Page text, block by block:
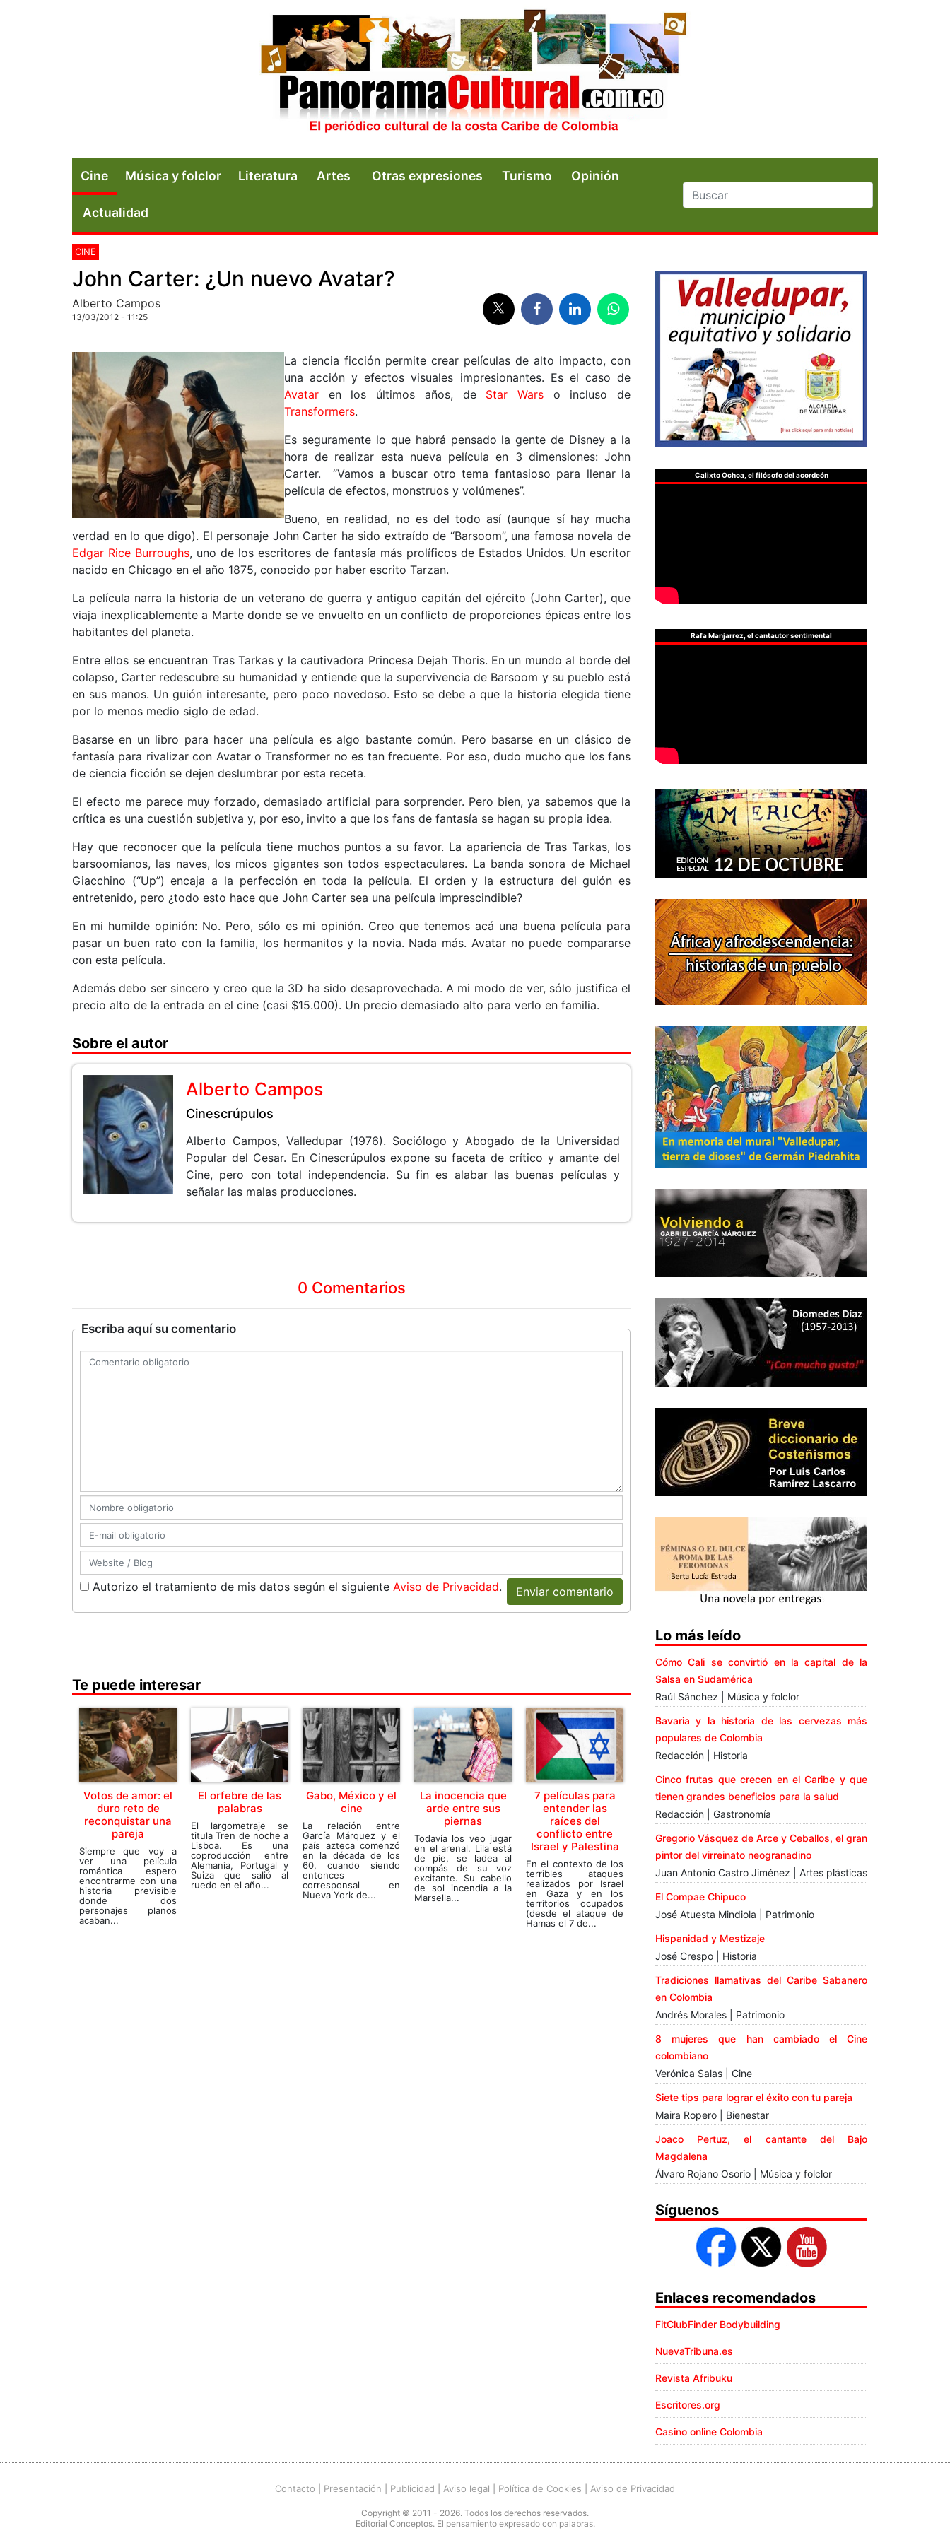
Cine Música y folclor Literatura Artes Otras expresiones Turismo Opinión
Actualidad
CINE
John Carter: ¿Un nuevo Avatar?
Alberto Campos
13/03/2012 - 11:25
La ciencia ficción permite crear películas de alto impacto, con
una acción y efectos visuales impresionantes. Es el caso de
Avatar en los últimos años, de Star Warso incluso de
Transformers.
Es seguramente lo que habrá pensado la gente de Disney a la
hora de realizar esta nueva película en 3 dimensiones: John
Carter. “Vamos a buscar otro tema fantasioso para llenar la
película de efectos, monstruos y volúmenes”.
Bueno, en realidad, no es del todo así (aunque sí hay mucha
verdad en lo que digo). El personaje John Carter ha sido extraído de “Barsoom”, una famosa novela de
Edgar Rice Burroughs, uno de los escritores de fantasía más prolíficos de Estados Unidos. Un escritor
nacido en Chicago en el año 1875, conocido por haber escrito Tarzan.
La película narra la historia de un veterano de guerra y antiguo capitán del ejército (John Carter), que
viaja inexplicablemente a Marte donde se ve envuelto en un conflicto de proporciones épicas entre los
habitantes del planeta.
Entre ellos se encuentran Tras Tarkas y la cautivadora Princesa Dejah Thoris. En un mundo al borde del
colapso, Carter redescubre su humanidad y entiende que la supervivencia de Barsoom y su pueblo está
en sus manos. Un guión interesante, pero poco novedoso. Esto se debe a que la historia elegida tiene
por lo menos medio siglo de edad.
Basarse en un libro para hacer una película es algo bastante común. Pero basarse en un clásico de
fantasía para rivalizar con Avatar o Transformer no es tan frecuente. Por eso, dudo mucho que los fans
de ciencia ficción se dejen deslumbrar por esta receta.
El efecto me parece muy forzado, demasiado artificial para sorprender. Pero bien, ya sabemos que la
crítica es una cuestión subjetiva y, por eso, invito a que los fans de fantasía se hagan su propia idea.
Hay que reconocer que la película tiene muchos puntos a su favor. La apariencia de Tras Tarkas, los
barsoomianos, las naves, los micos gigantes son todos espectaculares. La banda sonora de Michael
Giacchino (“Up”) encaja a la perfección en toda la película. El orden y la estructura del guión es
entretenido, pero ¿todo esto hace que John Carter sea una película imprescindible?
En mi humilde opinión: No. Pero, sólo es mi opinión. Creo que tenemos acá una buena película para
pasar un buen rato con la familia, los hermanitos y la novia. Nada más. Avatar no puede compararse
con esta película.
Además debo ser sincero y creo que la 3D ha sido desaprovechada. A mi modo de ver, sólo justifica el
precio alto de la entrada en el cine (casi $15.000). Un precio demasiado alto para verlo en familia.
Sobre el autor
Alberto Campos
Cinescrúpulos
Alberto Campos, Valledupar (1976). Sociólogo y Abogado de la Universidad
Popular del Cesar. En Cinescrúpulos expone su faceta de crítico y amante del
Cine, pero con total independencia. Su fin es alabar las buenas películas y
señalar las malas producciones.
0 Comentarios
Escriba aquí su comentario
Autorizo el tratamiento de mis datos según el siguiente Aviso de Privacidad. Enviar comentario
Te puede interesar
Votos de amor: el
duro reto de
reconquistar una
pareja
Siempre que voy a
ver una película
romántica espero
encontrarme con una
historia previsible
donde dos
personajes planos
acaban...
El orfebre de las
palabras
El largometraje se
titula Tren de noche a
Lisboa. Es una
coproducción entre
Alemania, Portugal y
Suiza que salió al
ruedo en el año...
Gabo, México y el
cine
La relación entre
García Márquez y el
país azteca comenzó
en la década de los
60, cuando siendo
entonces
corresponsal en
Nueva York de...
La inocencia que
arde entre sus
piernas
Todavía los veo jugar
en el arenal. Lila está
de pie, se ladea al
compás de su voz
excitante. Su cabello
de sol incendia a la
Marsella...
7 películas para
entender las
raíces del
conflicto entre
Israel y Palestina
En el contexto de los
terribles ataques
realizados por Israel
en Gaza y en los
territorios ocupados
(desde el ataque de
Hamas el 7 de...
Calixto Ochoa, el filósofo del acordeón
Rafa Manjarrez, el cantautor sentimental
Lo más leído
Cómo Cali se convirtió en la capital de la
Salsa en Sudamérica
Raúl Sánchez | Música y folclor
Bavaria y la historia de las cervezas más
populares de Colombia
Redacción | Historia
Cinco frutas que crecen en el Caribe y que
tienen grandes beneficios para la salud
Redacción | Gastronomía
Gregorio Vásquez de Arce y Ceballos, el gran
pintor del virreinato neogranadino
Juan Antonio Castro Jiménez | Artes plásticas
El Compae Chipuco
José Atuesta Mindiola | Patrimonio
Hispanidad y Mestizaje
José Crespo | Historia
Tradiciones llamativas del Caribe Sabanero
en Colombia
Andrés Morales | Patrimonio
8 mujeres que han cambiado el Cine
colombiano
Verónica Salas | Cine
Siete tips para lograr el éxito con tu pareja
Maira Ropero | Bienestar
Joaco Pertuz, el cantante del Bajo
Magdalena
Álvaro Rojano Osorio | Música y folclor
Síguenos
Enlaces recomendados
FitClubFinder Bodybuilding
NuevaTribuna.es
Revista Afribuku
Escritores.org
Casino online Colombia
Contacto Presentación Publicidad Aviso legal Política de Cookies Aviso de Privacidad
Copyright © 2011 - 2026. Todos los derechos reservados.
Editorial Conceptos. El pensamiento expresado con palabras.